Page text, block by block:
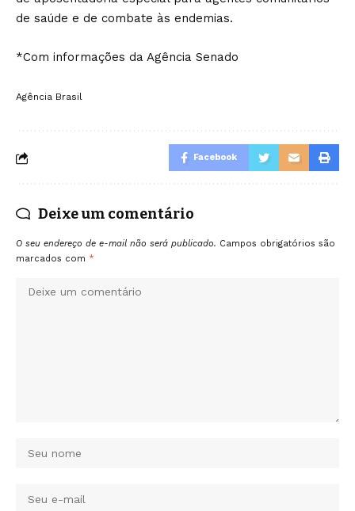
de saúde e de combate às endemias.
*Com informações da Agência Senado
Agência Brasil
Facebook
Deixe um comentário
O seu endereço de e-mail não será publicado. Campos obrigatórios são
marcados com *